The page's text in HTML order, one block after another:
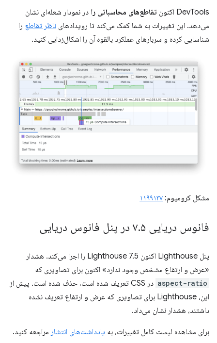
DevTools اکنون تقاطع‌های محاسباتی را در نمودار شعله‌ای نشان
می‌دهد. این تغییرات به شما کمک می‌کند تا رویدادهای ناظر تقاطع را
شناسایی کرده و سربارهای عملکرد بالقوه آن را اشکال‌زدایی کنید.
مشکل کرومیوم: ۱۱۹۹۱۳۷
فانوس دریایی ۷ .۵ در پنل فانوس دریایی
پنل Lighthouse اکنون Lighthouse 7.5 را اجرا می‌کند. هشدار
«عرض و ارتفاع مشخص وجود ندارد» اکنون برای تصاویری که
aspect-ratio
در CSS تعریف شده است، حذف شده است. پیش از
این، Lighthouse برای تصاویری که عرض و ارتفاع تعریف نشده
داشتند، هشدار نشان می‌داد.
برای مشاهده لیست کامل تغییرات، به یادداشت‌های انتشار مراجعه کنید.